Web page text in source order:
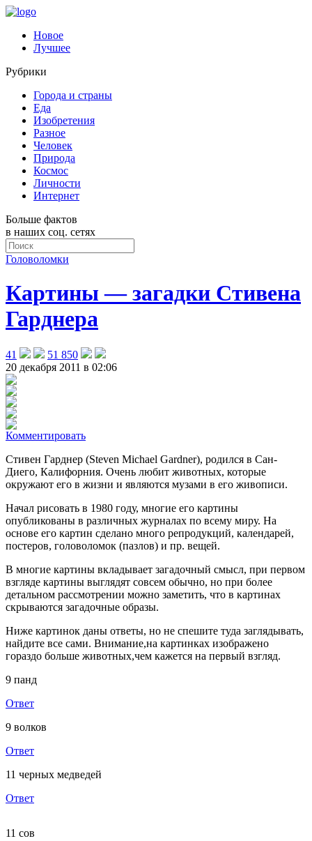
Новое
Лучшее
Рубрики
Города и страны
Еда
Изобретения
Разное
Человек
Природа
Космос
Личности
Интернет
Больше фактов
в наших соц. сетях
Головоломки
Картины — загадки Стивена
Гарднера
41
51 850
20 декабря 2011 в 02:06
Комментировать
Стивен Гарднер (Steven Michael Gardner), родился в Сан-
Диего, Калифорния. Очень любит животных, которые
окружают его в жизни и являются музами в его живописи.
Начал рисовать в 1980 году, многие его картины
опубликованы в различных журналах по всему миру. На
основе его картин сделано много репродукций, календарей,
постеров, головоломок (пазлов) и пр. вещей.
В многие картины вкладывает загадочный смысл, при первом
взгляде картины выглядят совсем обычно, но при более
детальном рассмотрении можно заметить, что в картинах
скрываются загадочные образы.
Ниже картинок даны ответы, но не спешите туда заглядывать,
найдите все сами. Внимание,на картинках изображено
гораздо больше животных,чем кажется на первый взгляд.
9 панд
Ответ
9 волков
Ответ
11 черных медведей
Ответ
11 сов